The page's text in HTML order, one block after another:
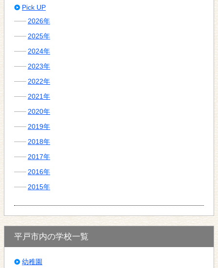
Pick UP
2026年
2025年
2024年
2023年
2022年
2021年
2020年
2019年
2018年
2017年
2016年
2015年
平戸市内の学校一覧
幼稚園